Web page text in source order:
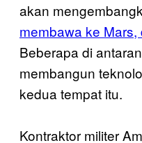
akan
membawa ke
Beberapa di
membangun
kedua tempat itu.
Kontraktor militer